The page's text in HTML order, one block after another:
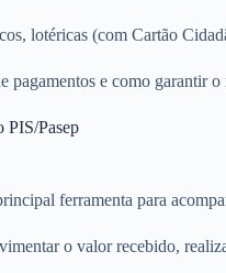
lotéricas (com Cartão
pagamentos e como garantir
PIS/Pasep
ferramenta para
o valor recebido,